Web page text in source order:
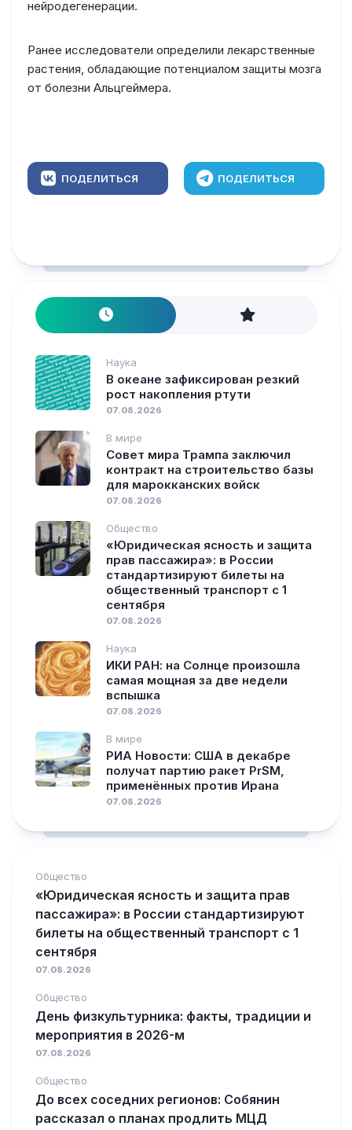
нейродегенерации.
Ранее исследователи определили лекарственные
растения, обладающие потенциалом защиты мозга
от болезни Альцгеймера.
ПОДЕЛИТЬСЯ ПОДЕЛИТЬСЯ
Наука
В океане зафиксирован резкий
рост накопления ртути
07.08.2026
В мире
Совет мира Трампа заключил
контракт на строительство базы
для марокканских войск
07.08.2026
Общество
«Юридическая ясность и защита
прав пассажира»: в России
стандартизируют билеты на
общественный транспорт с 1
сентября
07.08.2026
Наука
ИКИ РАН: на Солнце произошла
самая мощная за две недели
вспышка
07.08.2026
В мире
РИА Новости: США в декабре
получат партию ракет PrSM,
применённых против Ирана
07.08.2026
Общество
«Юридическая ясность и защита прав
пассажира»: в России стандартизируют
билеты на общественный транспорт с 1
сентября
07.08.2026
Общество
День физкультурника: факты, традиции и
мероприятия в 2026-м
07.08.2026
Общество
До всех соседних регионов: Собянин
рассказал о планах продлить МЦД